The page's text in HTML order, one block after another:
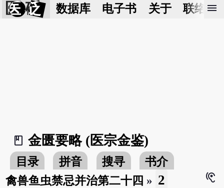
医 砭 数据库 电子书 关于 联络我
menu
book_2
金匮要略 (医宗金鉴)
目录 拼音 搜寻
书介
禽兽鱼虫禁忌并治第二十四 » 2
hearing